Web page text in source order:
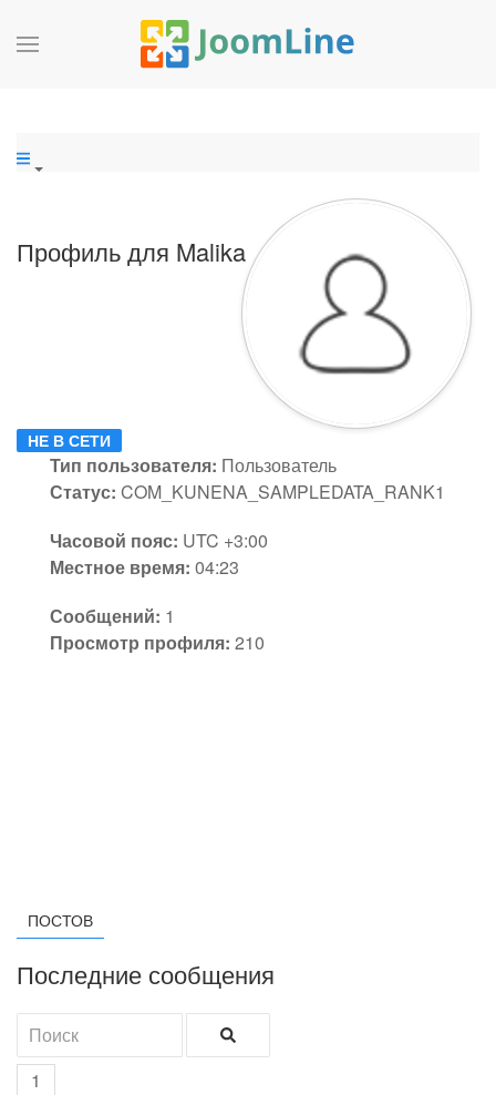
Профиль для Malika
НЕ В СЕТИ
Тип пользователя: Пользователь
Статус: COM_KUNENA_SAMPLEDATA_RANK1
Часовой пояс: UTC +3:00
Местное время: 04:23
Сообщений: 1
Просмотр профиля: 210
ПОСТОВ
Последние сообщения
1